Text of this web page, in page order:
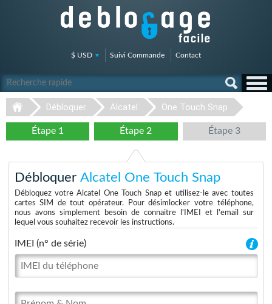
$ USD Suivi Commande Contact
Débloquer Alcatel One Touch Snap
Étape 1 Étape 2 Étape 3
Débloquer Alcatel One Touch Snap
Débloquez votre Alcatel One Touch Snap et utilisez-le avec toutes
cartes SIM de tout opérateur. Pour désimlocker votre téléphone,
nous avons simplement besoin de connaitre l'IMEI et l'email sur
lequel vous souhaitez recevoir les instructions.
IMEI (n° de série)